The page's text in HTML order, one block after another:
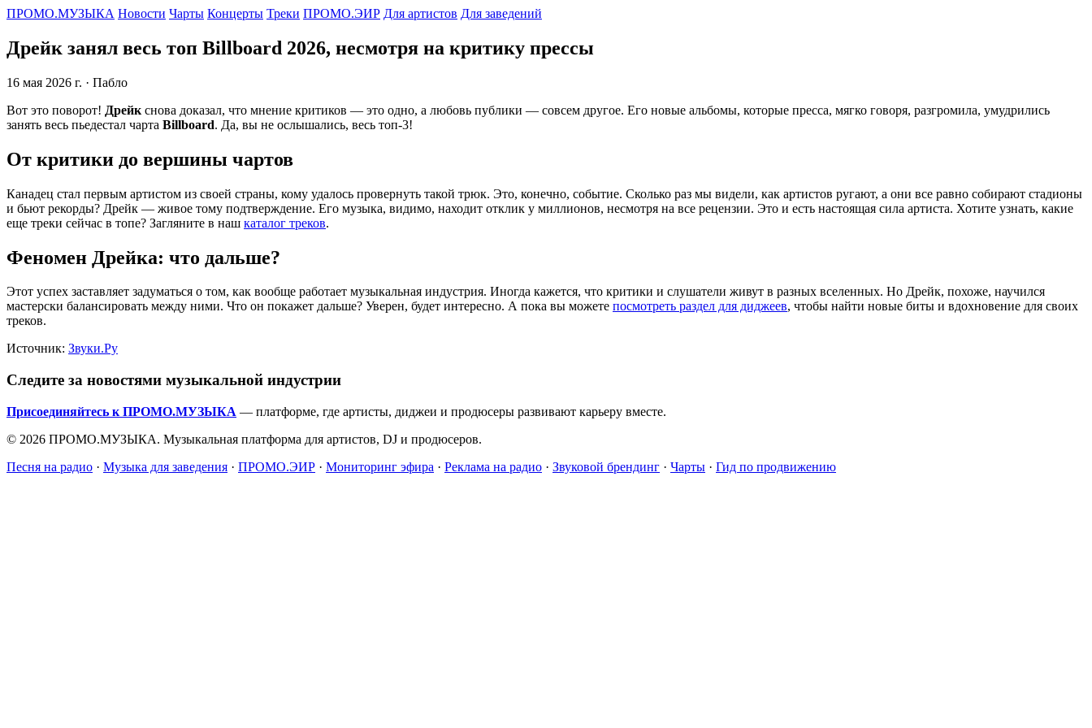
ПРОМО.МУЗЫКА Новости Чарты Концерты Треки ПРОМО.ЭИР Для артистов Для заведений
Дрейк занял весь топ Billboard 2026, несмотря на критику прессы
16 мая 2026 г. · Пабло
Вот это поворот! Дрейк снова доказал, что мнение критиков — это одно, а любовь публики — совсем другое. Его новые альбомы, которые пресса, мягко говоря, разгромила, умудрились
занять весь пьедестал чарта Billboard. Да, вы не ослышались, весь топ-3!
От критики до вершины чартов
Канадец стал первым артистом из своей страны, кому удалось провернуть такой трюк. Это, конечно, событие. Сколько раз мы видели, как артистов ругают, а они все равно собирают стадионы
и бьют рекорды? Дрейк — живое тому подтверждение. Его музыка, видимо, находит отклик у миллионов, несмотря на все рецензии. Это и есть настоящая сила артиста. Хотите узнать, какие
еще треки сейчас в топе? Загляните в наш каталог треков.
Феномен Дрейка: что дальше?
Этот успех заставляет задуматься о том, как вообще работает музыкальная индустрия. Иногда кажется, что критики и слушатели живут в разных вселенных. Но Дрейк, похоже, научился
мастерски балансировать между ними. Что он покажет дальше? Уверен, будет интересно. А пока вы можете посмотреть раздел для диджеев, чтобы найти новые биты и вдохновение для своих
треков.
Источник: Звуки.Ру
Следите за новостями музыкальной индустрии
Присоединяйтесь к ПРОМО.МУЗЫКА — платформе, где артисты, диджеи и продюсеры развивают карьеру вместе.
© 2026 ПРОМО.МУЗЫКА. Музыкальная платформа для артистов, DJ и продюсеров.
Песня на радио · Музыка для заведения · ПРОМО.ЭИР · Мониторинг эфира · Реклама на радио · Звуковой брендинг · Чарты · Гид по продвижению